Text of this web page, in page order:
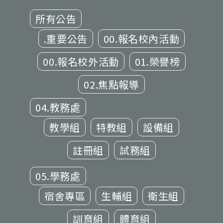
所有公告
.重要公告
00.報名校內活動
00.報名校外活動
01.榮譽榜
02.焦點報導
04.教務處
教學組
特教組
設備組
註冊組
試務組
05.學務處
宿舍專區
生輔組
衛生組
訓育組
體育組